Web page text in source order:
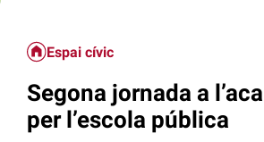
Espai cívic
Segona jornada a
per l’escola pública